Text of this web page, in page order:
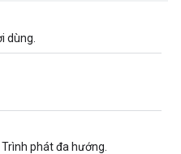
dùng.
phát đa hướng.